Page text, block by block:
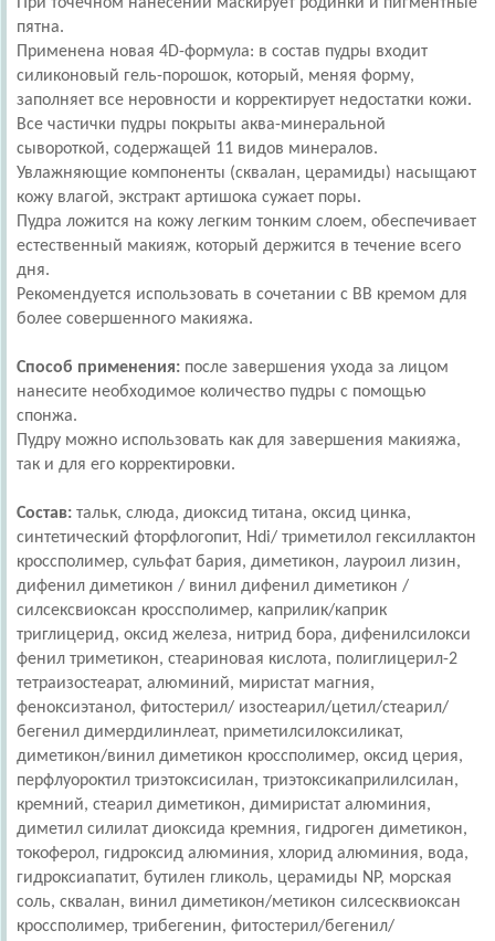
пятна.
Применена новая 4D-формула: в состав пудры входит
силиконовый гель-порошок, который, меняя форму,
заполняет все неровности и корректирует недостатки кожи.
Все частички пудры покрыты аква-минеральной
сывороткой, содержащей 11 видов минералов.
Увлажняющие компоненты (сквалан, церамиды) насыщают
кожу влагой, экстракт артишока сужает поры.
Пудра ложится на кожу легким тонким слоем, обеспечивает
естественный макияж, который держится в течение всего
дня.
Рекомендуется использовать в сочетании с ВВ кремом для
более совершенного макияжа.
Способ применения: после завершения ухода за лицом
нанесите необходимое количество пудры с помощью
спонжа.
Пудру можно использовать как для завершения макияжа,
так и для его корректировки.
Состав: тальк, слюда, диоксид титана, оксид цинка,
синтетический фторфлогопит, Hdi/ триметилол гексиллактон
кроссполимер, сульфат бария, диметикон, лауроил лизин,
дифенил диметикон / винил дифенил диметикон /
силсексвиоксан кроссполимер, каприлик/каприк
триглицерид, оксид железа, нитрид бора, дифенилсилокси
фенил триметикон, стеариновая кислота, полиглицерил-2
тетраизостеарат, алюминий, миристат магния,
феноксиэтанол, фитостерил/ изостеарил/цетил/стеарил/
бегенил димердилинлеат, nриметилсилоксиликат,
диметикон/винил диметикон кроссполимер, оксид церия,
перфлуороктил триэтоксисилан, триэтоксикаприлилсилан,
кремний, стеарил диметикон, димиристат алюминия,
диметил силилат диоксида кремния, гидроген диметикон,
токоферол, гидроксид алюминия, хлорид алюминия, вода,
гидроксиапатит, бутилен гликоль, церамиды NP, морская
соль, сквалан, винил диметикон/метикон силсесквиоксан
кроссполимер, трибегенин, фитостерил/бегенил/